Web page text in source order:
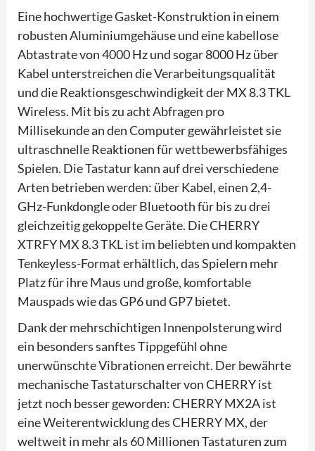
Eine hochwertige Gasket-Konstruktion in einem
robusten Aluminiumgehäuse und eine kabellose
Abtastrate von 4000 Hz und sogar 8000 Hz über
Kabel unterstreichen die Verarbeitungsqualität
und die Reaktionsgeschwindigkeit der MX 8.3 TKL
Wireless. Mit bis zu acht Abfragen pro
Millisekunde an den Computer gewährleistet sie
ultraschnelle Reaktionen für wettbewerbsfähiges
Spielen. Die Tastatur kann auf drei verschiedene
Arten betrieben werden: über Kabel, einen 2,4-
GHz-Funkdongle oder Bluetooth für bis zu drei
gleichzeitig gekoppelte Geräte. Die CHERRY
XTRFY MX 8.3 TKL ist im beliebten und kompakten
Tenkeyless-Format erhältlich, das Spielern mehr
Platz für ihre Maus und große, komfortable
Mauspads wie das GP6 und GP7 bietet.
Dank der mehrschichtigen Innenpolsterung wird
ein besonders sanftes Tippgefühl ohne
unerwünschte Vibrationen erreicht. Der bewährte
mechanische Tastaturschalter von CHERRY ist
jetzt noch besser geworden: CHERRY MX2A ist
eine Weiterentwicklung des CHERRY MX, der
weltweit in mehr als 60 Millionen Tastaturen zum